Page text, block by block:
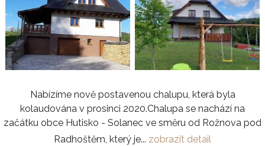
Nabízíme nově postavenou chalupu, která byla
kolaudována v prosinci 2020.Chalupa se nachází na
začátku obce Hutisko - Solanec ve směru od Rožnova pod
Radhoštěm, který je... zobrazit detail